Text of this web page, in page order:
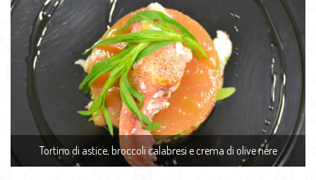
Tortino di astice, broccoli calabresi e crema di olive nere